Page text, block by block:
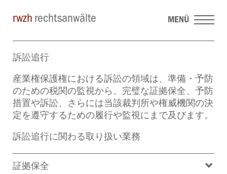
rwzh rechtsanwälte MENÜ
訴訟追行
産業権保護権における訴訟の領域は、準備・予防
のための税関の監視から、完璧な証拠保全、予防
措置や訴訟、さらには当該裁判所や権威機関の決
定を遵守するための履行や監視にまで及びます。
訴訟追行に関わる取り扱い業務
証拠保全